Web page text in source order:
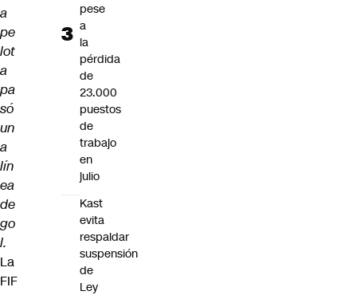
a
pe
lot
a
pa
só
un
a
lín
ea
de
go
l.
La
FIF
pese
a
la
pérdida
de
23.000
puestos
de
trabajo
en
julio
Kast
evita
respaldar
suspensión
de
Ley